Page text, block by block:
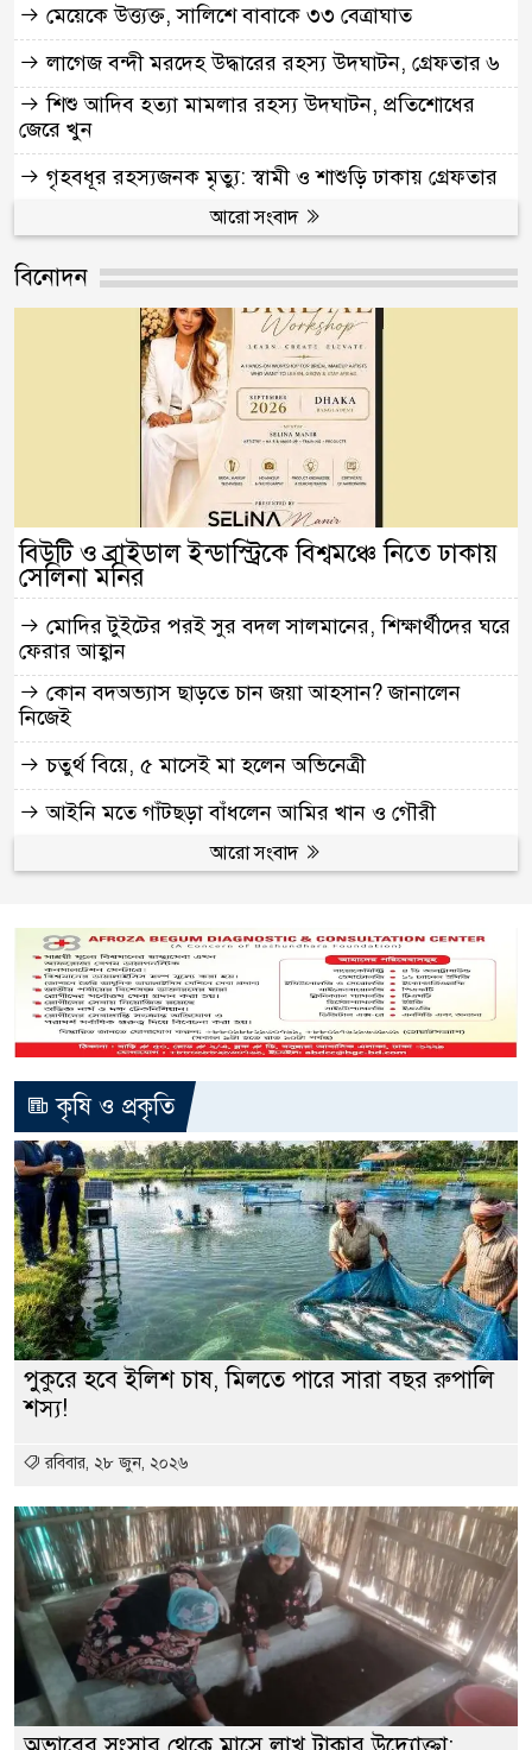
মেয়েকে উত্ত্যক্ত, সালিশে বাবাকে ৩৩ বেত্রাঘাত
লাগেজ বন্দী মরদেহ উদ্ধারের রহস্য উদঘাটন, গ্রেফতার ৬
শিশু আদিব হত্যা মামলার রহস্য উদঘাটন, প্রতিশোধের
জেরে খুন
গৃহবধূর রহস্যজনক মৃত্যু: স্বামী ও শাশুড়ি ঢাকায় গ্রেফতার
আরো সংবাদ
বিনোদন
বিউটি ও ব্রাইডাল ইন্ডাস্ট্রিকে বিশ্বমঞ্চে নিতে ঢাকায়
সেলিনা মনির
মোদির টুইটের পরই সুর বদল সালমানের, শিক্ষার্থীদের ঘরে
ফেরার আহ্বান
কোন বদঅভ্যাস ছাড়তে চান জয়া আহসান? জানালেন
নিজেই
চতুর্থ বিয়ে, ৫ মাসেই মা হলেন অভিনেত্রী
আইনি মতে গাঁটছড়া বাঁধলেন আমির খান ও গৌরী
আরো সংবাদ
কৃষি ও প্রকৃতি
পুকুরে হবে ইলিশ চাষ, মিলতে পারে সারা বছর রুপালি
শস্য!
রবিবার, ২৮ জুন, ২০২৬